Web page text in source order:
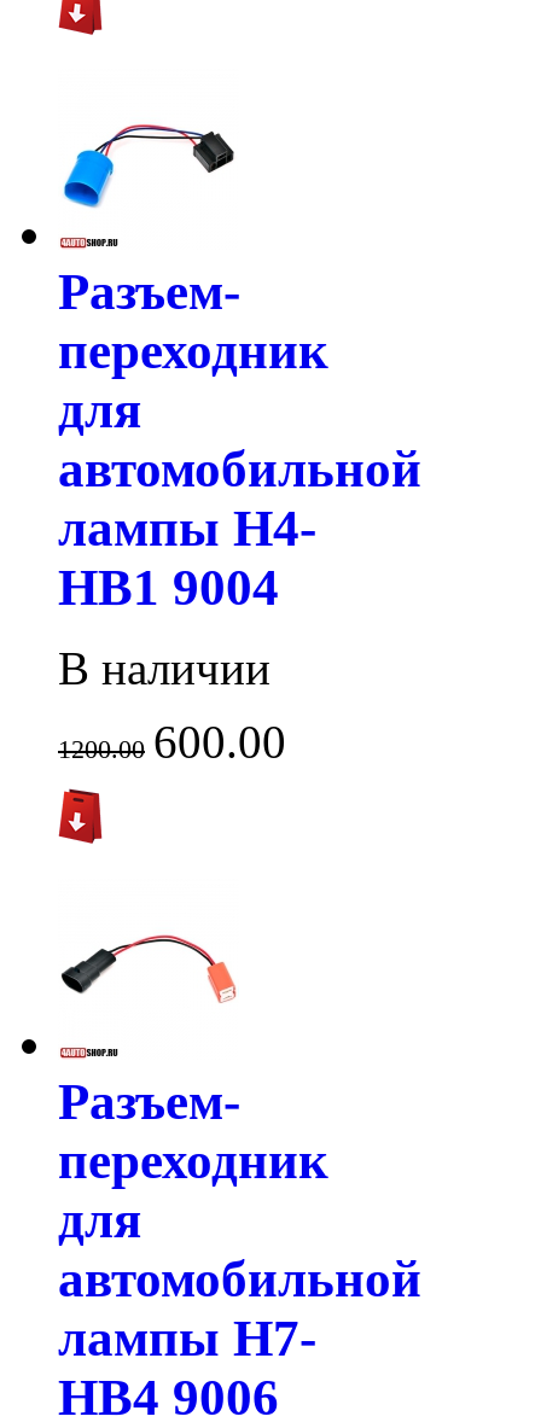
Разъем-
переходник
для
автомобильной
лампы H4-
HB1 9004
В наличии
1200.00 600.00
Разъем-
переходник
для
автомобильной
лампы H7-
HB4 9006